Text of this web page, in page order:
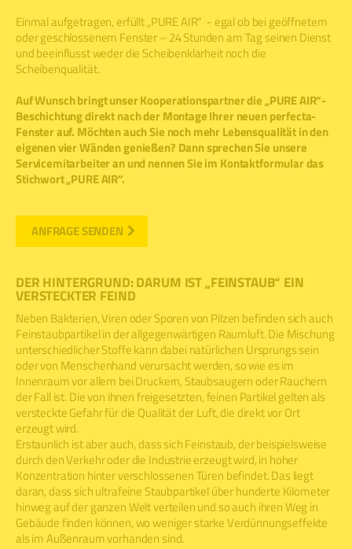
Einmal aufgetragen, erfüllt „PURE AIR“ - egal ob bei geöffnetem
oder geschlossenem Fenster – 24 Stunden am Tag seinen Dienst
und beeinflusst weder die Scheibenklarheit noch die
Scheibenqualität.
Auf Wunsch bringt unser Kooperationspartner die „PURE AIR“-
Beschichtung direkt nach der Montage Ihrer neuen perfecta-
Fenster auf. Möchten auch Sie noch mehr Lebensqualität in den
eigenen vier Wänden genießen? Dann sprechen Sie unsere
Servicemitarbeiter an und nennen Sie im Kontaktformular das
Stichwort „PURE AIR“.
ANFRAGE SENDEN
DER HINTERGRUND: DARUM IST „FEINSTAUB“ EIN
VERSTECKTER FEIND
Neben Bakterien, Viren oder Sporen von Pilzen befinden sich auch
Feinstaubpartikel in der allgegenwärtigen Raumluft. Die Mischung
unterschiedlicher Stoffe kann dabei natürlichen Ursprungs sein
oder von Menschenhand verursacht werden, so wie es im
Innenraum vor allem bei Druckern, Staubsaugern oder Rauchern
der Fall ist. Die von ihnen freigesetzten, feinen Partikel gelten als
versteckte Gefahr für die Qualität der Luft, die direkt vor Ort
erzeugt wird.
Erstaunlich ist aber auch, dass sich Feinstaub, der beispielsweise
durch den Verkehr oder die Industrie erzeugt wird, in hoher
Konzentration hinter verschlossenen Türen befindet. Das liegt
daran, dass sich ultrafeine Staubpartikel über hunderte Kilometer
hinweg auf der ganzen Welt verteilen und so auch ihren Weg in
Gebäude finden können, wo weniger starke Verdünnungseffekte
als im Außenraum vorhanden sind.